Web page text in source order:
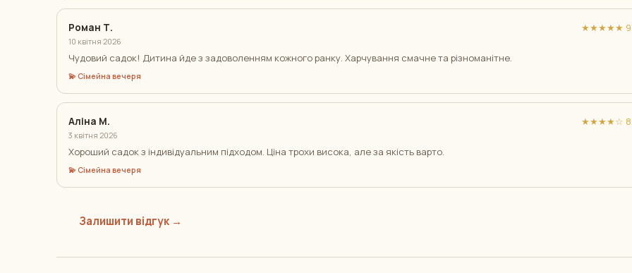
Роман Т.
10 квітня 2026
★★★★★ 9/
Чудовий садок! Дитина йде з задоволенням кожного ранку. Харчування смачне та різноманітне.
💫 Сімейна вечеря
Аліна М.
3 квітня 2026
★★★★☆ 8/
Хороший садок з індивідуальним підходом. Ціна трохи висока, але за якість варто.
💫 Сімейна вечеря
Залишити відгук →